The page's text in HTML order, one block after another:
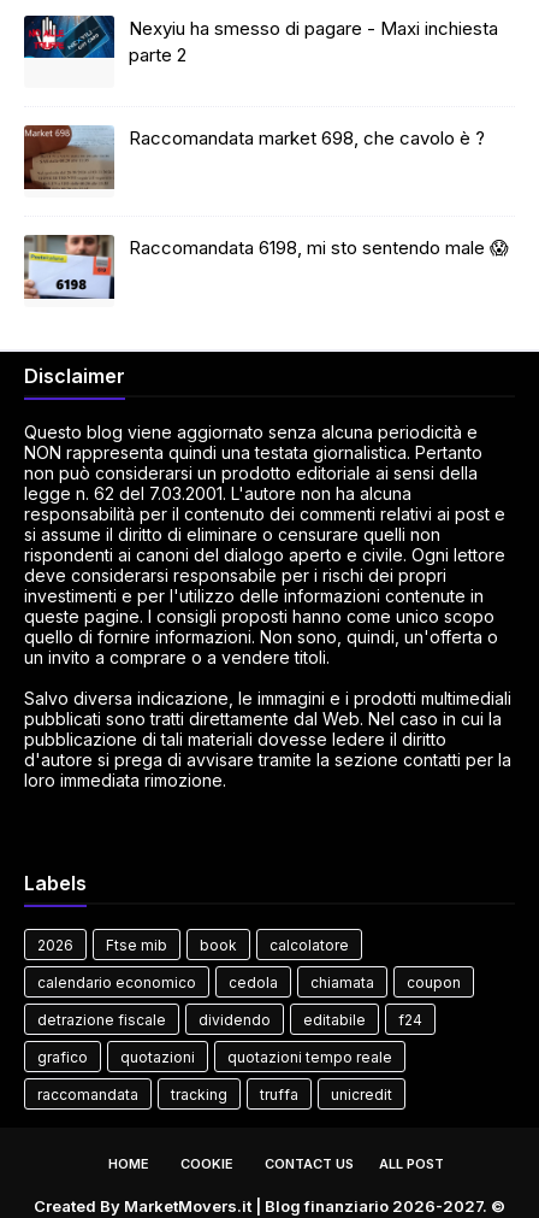
Nexyiu ha smesso di pagare - Maxi inchiesta
parte 2
Raccomandata market 698, che cavolo è ?
Raccomandata 6198, mi sto sentendo male 😱
Disclaimer
Questo blog viene aggiornato senza alcuna periodicità e
NON rappresenta quindi una testata giornalistica. Pertanto
non può considerarsi un prodotto editoriale ai sensi della
legge n. 62 del 7.03.2001. L'autore non ha alcuna
responsabilità per il contenuto dei commenti relativi ai post e
si assume il diritto di eliminare o censurare quelli non
rispondenti ai canoni del dialogo aperto e civile. Ogni lettore
deve considerarsi responsabile per i rischi dei propri
investimenti e per l'utilizzo delle informazioni contenute in
queste pagine. I consigli proposti hanno come unico scopo
quello di fornire informazioni. Non sono, quindi, un'offerta o
un invito a comprare o a vendere titoli.
Salvo diversa indicazione, le immagini e i prodotti multimediali
pubblicati sono tratti direttamente dal Web. Nel caso in cui la
pubblicazione di tali materiali dovesse ledere il diritto
d'autore si prega di avvisare tramite la sezione contatti per la
loro immediata rimozione.
Labels
2026 Ftse mib book calcolatore
calendario economico cedola chiamata coupon
detrazione fiscale dividendo editabile f24
grafico quotazioni quotazioni tempo reale
raccomandata tracking truffa unicredit
HOME COOKIE CONTACT US ALL POST
Created By MarketMovers.it | Blog finanziario 2026-2027. ©